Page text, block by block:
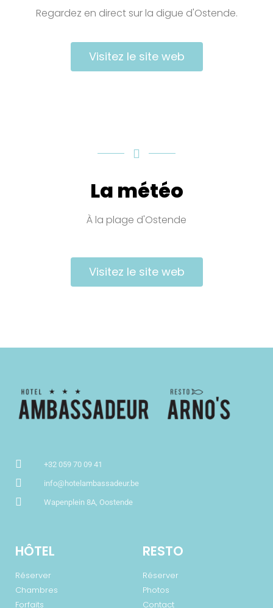
Regardez en direct sur la digue d'Ostende.
Visitez le site web
La météo
À la plage d'Ostende
Visitez le site web
+32 059 70 09 41
info@hotelambassadeur.be
Wapenplein 8A, Oostende
HÔTEL
Réserver
Chambres
Forfaits
RESTO
Réserver
Photos
Contact